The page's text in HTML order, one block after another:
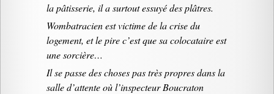
la pâtisserie, il a surtout essuyé des plâtres.
Wombatracien est victime de la crise du
logement, et le pire c’est que sa colocataire est
une sorcière…
Il se passe des choses pas très propres dans la
salle d’attente où l’inspecteur Boucraton